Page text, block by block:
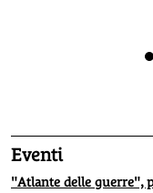
Eventi
"Atlante delle guerre",